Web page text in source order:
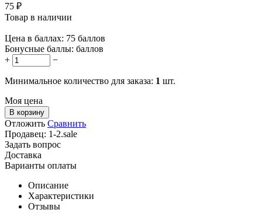
75 ₽
Товар в наличии
Цена в баллах: 75 баллов
Бонусные баллы: баллов
+
−
Минимальное количество для заказа: 1 шт.
Моя цена
В корзину
Отложить Сравнить
Продавец: 1-2.sale
Задать вопрос
Доставка
Варианты оплаты
Описание
Характеристики
Отзывы